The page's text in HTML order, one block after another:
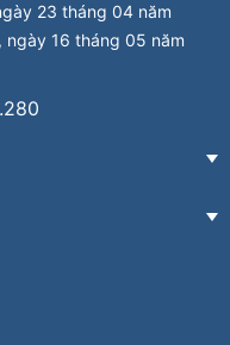
23 tháng 04 năm
16 tháng 05 năm